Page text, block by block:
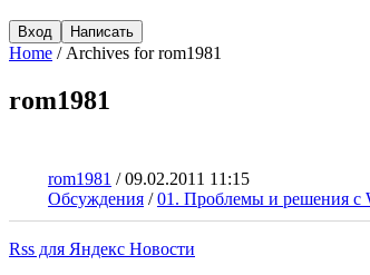
Вход Написать
Home / Archives for rom1981
rom1981
rom1981 /09.02.2011 11:15
Обсуждения /01. Проблемы и решения с
Rss для Яндекс Новости